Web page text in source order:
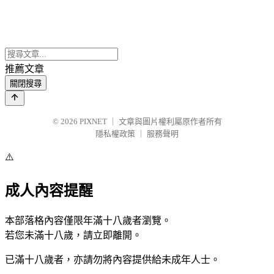
推薦文章
關閉搜尋
© 2026 PIXNET
文章與圖片權利屬原作者所有
隱私權政策
服務聲明
⚠️
成人內容提醒
本部落格內容僅限年滿十八歲者瀏覽。
若您未滿十八歲，請立即離開。
已滿十八歲者，亦請勿將內容提供給未成年人士。